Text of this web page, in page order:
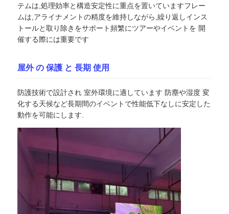
引金 を 求め て ください
LEDディスプレイ画面
ステージLEDスクリーンレンタル
コブLEDビデオ壁
テムは,処理効率と構造安定性に重点を置いていますフレー
ムは,アライナメントの精度を維持しながら,繰り返しインス
トールと取り除きをサポート頻繁にツアーやイベントを 開
催する際には重要です
屋外 の 保護 と 長期 使用
防護技術で設計され 室外環境に適しています 防塵や湿度 変
化する天候など長期間のイベントで性能低下なしに安定した
動作を可能にします.